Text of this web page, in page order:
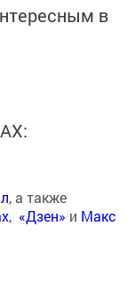
в
, а также
, «Дзен» и Макс